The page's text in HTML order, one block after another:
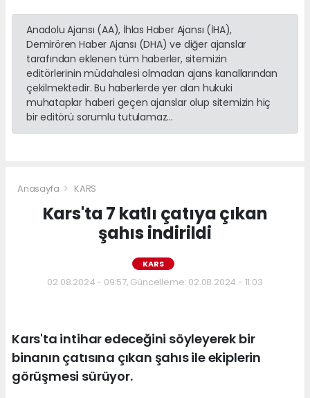
Anadolu Ajansı (AA), İhlas Haber Ajansı (İHA),
Demirören Haber Ajansı (DHA) ve diğer ajanslar
tarafından eklenen tüm haberler, sitemizin
editörlerinin müdahalesi olmadan ajans kanallarından
çekilmektedir. Bu haberlerde yer alan hukuki
muhataplar haberi geçen ajanslar olup sitemizin hiç
bir editörü sorumlu tutulamaz...
Anasayfa KARS
Kars'ta 7 katlı çatıya çıkan
şahıs indirildi
KARS
02.08.2024 - 09:57, Güncelleme: 02.08.2024 - 11:03
Kars'ta intihar edeceğini söyleyerek bir
binanın çatısına çıkan şahıs ile ekiplerin
görüşmesi sürüyor.